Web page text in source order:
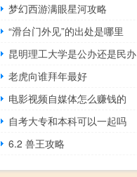
梦幻西游满眼星河攻略
“滑台门外见”的出处是哪里
昆明理工大学是公办还是民办
老虎向谁拜年最好
电影视频自媒体怎么赚钱的
自考大专和本科可以一起吗
6.2 兽王攻略